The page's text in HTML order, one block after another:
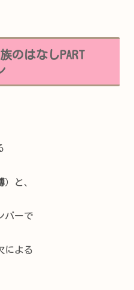
のはなしPART
）と、
バーで
による